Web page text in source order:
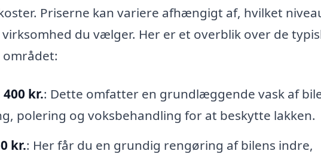
Priserne kan variere afhængigt af, hvilket
du vælger. Her er et overblik over de
kr.: Dette omfatter en grundlæggende vask af
polering og voksbehandling for at beskytte lakken.
kr.: Her får du en grundig rengøring af bilens indre,